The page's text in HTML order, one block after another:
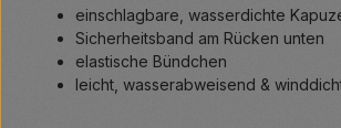
einschlagbare, wasserdichte
Sicherheitsband am Rücken unten
elastische Bündchen
leicht, wasserabweisend &